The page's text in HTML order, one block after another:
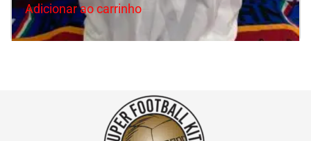
Leeds United 1990/91 Home ( GG )
Adicionar ao carrinho